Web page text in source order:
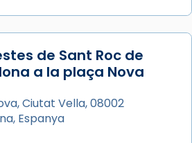
la Catedral de Barcelona.
Barcelona, el cardenal Joan
presidit la missa i l’ha
auxiliar de Barcelona,
de Sant Roc de
a la plaça Nova
Ciutat Vella, 08002
Espanya